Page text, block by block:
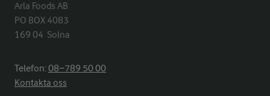
Arla Foods AB
PO BOX 4083
169 04  Solna
Telefon:08−789 50 00
Kontakta oss